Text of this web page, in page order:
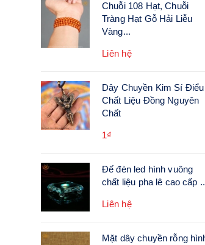
Chuỗi 108 Hạt, Chuỗi
Tràng Hạt Gỗ Hải Liễu
Vàng...
Liên hệ
Dây Chuyền Kim Sí Điểu
Chất Liệu Đồng Nguyên
Chất
1₫
Đế đèn led hình vuông
chất liệu pha lê cao cấp
Liên hệ
Mặt dây chuyền rỗng